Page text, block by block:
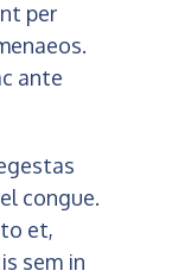
per
ante
congue.
et,
sem in